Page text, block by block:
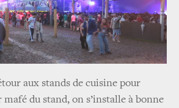
aux stands de cuisine pour
du stand, on s’installe à bonne